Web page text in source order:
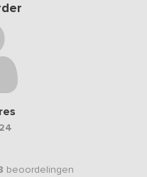
beoordelingen